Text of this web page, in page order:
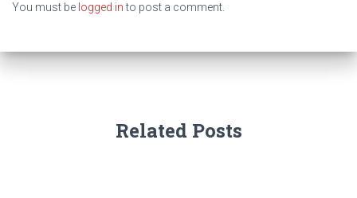
You must be logged into post a comment.
Related Posts